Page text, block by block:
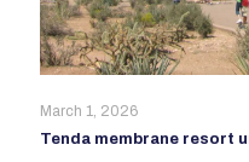
March 1, 2026
Tenda membrane resort